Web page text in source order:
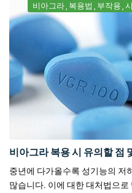
비아그라 복용법 부작용
비아그라 복용 시 유의할 점
중년에 다가올수록 성기능의 저
많습니다. 이에 대한 대처법으